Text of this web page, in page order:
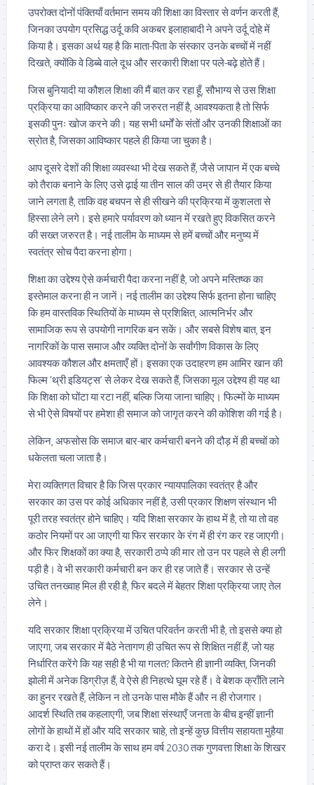
उपरोक्त दोनों पंक्तियाँ वर्तमान समय की शिक्षा का विस्तार से वर्णन करती हैं,
जिनका उपयोग प्रसिद्ध उर्दू कवि अकबर इलाहाबादी ने अपने उर्दू दोहे में
किया है। इसका अर्थ यह है कि माता-पिता के संस्कार उनके बच्चों में नहीं
दिखते, क्योंकि वे डिब्बे वाले दूध और सरकारी शिक्षा पर पले-बढ़े होते हैं।
जिस बुनियादी या कौशल शिक्षा की मैं बात कर रहा हूँ, सौभाग्य से उस शिक्षा
प्रक्रिया का आविष्कार करने की जरुरत नहीं है, आवश्यकता है तो सिर्फ
इसकी पुनः खोज करने की। यह सभी धर्मों के संतों और उनकी शिक्षाओं का
स्रोत है, जिसका आविष्कार पहले ही किया जा चुका है।
आप दूसरे देशों की शिक्षा व्यवस्था भी देख सकते हैं, जैसे जापान में एक बच्चे
को तैराक बनाने के लिए उसे ढ़ाई या तीन साल की उम्र से ही तैयार किया
जाने लगता है, ताकि वह बचपन से ही सीखने की प्रक्रिया में कुशलता से
हिस्सा लेने लगे। इसे हमारे पर्यावरण को ध्यान में रखते हुए विकसित करने
की सख्त जरुरत है। नई तालीम के माध्यम से हमें बच्चों और मनुष्य में
स्वतंत्र सोच पैदा करना होगा।
शिक्षा का उद्देश्य ऐसे कर्मचारी पैदा करना नहीं है, जो अपने मस्तिष्क का
इस्तेमाल करना ही न जानें। नई तालीम का उद्देश्य सिर्फ इतना होना चाहिए
कि हम वास्तविक स्थितियों के माध्यम से प्रशिक्षित, आत्मनिर्भर और
सामाजिक रूप से उपयोगी नागरिक बन सकें। और सबसे विशेष बात, इन
नागरिकों के पास समाज और व्यक्ति दोनों के सर्वांगीण विकास के लिए
आवश्यक कौशल और क्षमताएँ हों। इसका एक उदाहरण हम आमिर खान की
फिल्म ‘थ्री इडियट्स’ से लेकर देख सकते हैं, जिसका मूल उद्देश्य ही यह था
कि शिक्षा को घोंटा या रटा नहीं, बल्कि जिया जाना चाहिए। फिल्मों के माध्यम
से भी ऐसे विषयों पर हमेशा ही समाज को जागृत करने की कोशिश की गई है।
लेकिन, अफसोस कि समाज बार-बार कर्मचारी बनने की दौड़ में ही बच्चों को
धकेलता चला जाता है।
मेरा व्यक्तिगत विचार है कि जिस प्रकार न्यायपालिका स्वतंत्र है और
सरकार का उस पर कोई अधिकार नहीं है, उसी प्रकार शिक्षण संस्थान भी
पूरी तरह स्वतंत्र होने चाहिए। यदि शिक्षा सरकार के हाथ में है, तो या तो वह
कठोर नियमों पर आ जाएगी या फिर सरकार के रंग में ही रंग कर रह जाएगी।
और फिर शिक्षकों का क्या है, सरकारी ठप्पे की मार तो उन पर पहले से ही लगी
पड़ी है। वे भी सरकारी कर्मचारी बन कर ही रह जाते हैं। सरकार से उन्हें
उचित तनख्वाह मिल ही रही है, फिर बदले में बेहतर शिक्षा प्रक्रिया जाए तेल
लेने।
यदि सरकार शिक्षा प्रक्रिया में उचित परिवर्तन करती भी है, तो इससे क्या हो
जाएगा, जब सरकार में बैठे नेतागण ही उचित रूप से शिक्षित नहीं हैं, जो यह
निर्धारित करेंगे कि यह सही है भी या गलत? कितने ही ज्ञानी व्यक्ति, जिनकी
झोली में अनेक डिग्रीज़ हैं, वे ऐसे ही निहत्थे घूम रहे हैं। वे बेशक क्राँति लाने
का हुनर रखते हैं, लेकिन न तो उनके पास मौके हैं और न ही रोजगार।
आदर्श स्थिति तब कहलाएगी, जब शिक्षा संस्थाएँ जनता के बीच इन्हीं ज्ञानी
लोगों के हाथों में हों और यदि सरकार चाहे, तो इन्हें कुछ वित्तीय सहायता मुहैया
करा दे। इसी नई तालीम के साथ हम वर्ष 2030 तक गुणवत्ता शिक्षा के शिखर
को प्राप्त कर सकते हैं।